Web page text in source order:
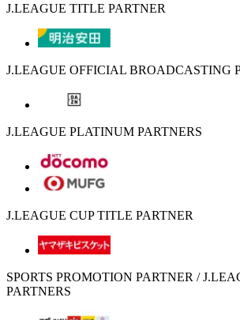
J.LEAGUE TITLE PARTNER
J.LEAGUE OFFICIAL BROADCASTING
J.LEAGUE PLATINUM PARTNERS
J.LEAGUE CUP TITLE PARTNER
SPORTS PROMOTION PARTNER /
PARTNERS